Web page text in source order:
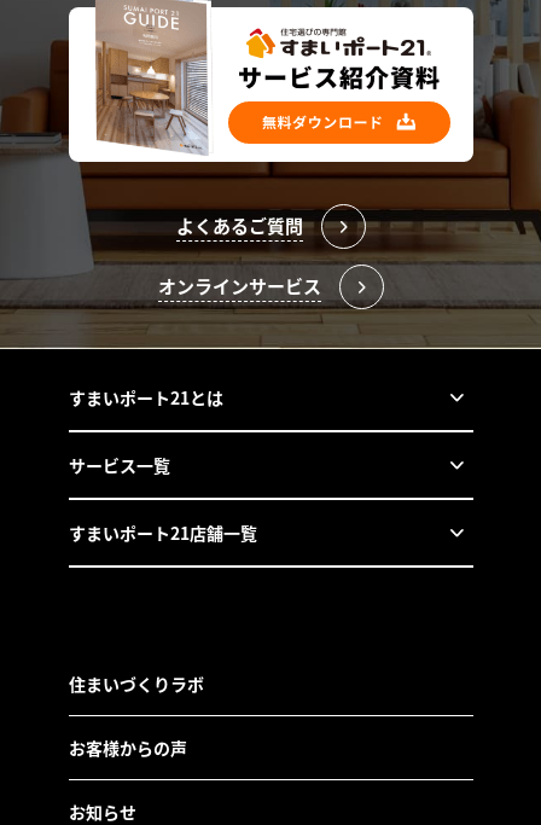
よくあるご質問
オンラインサービス
すまいポート21とは
サービス一覧
すまいポート21店舗一覧
住まいづくりラボ
お客様からの声
お知らせ